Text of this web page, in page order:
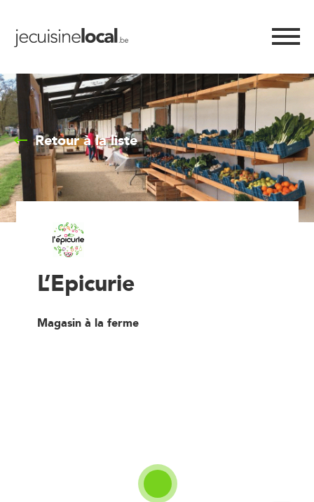
Retour à la liste
L’Epicurie
Magasin à la ferme